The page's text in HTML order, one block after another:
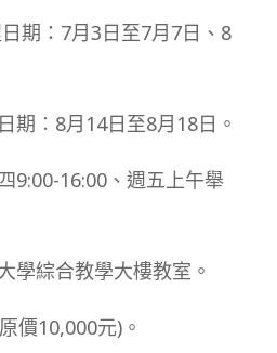
期：7月3日至7月7日、8
︰8月14日至8月18日。
9:00-16:00、週五上午舉
學綜合教學大樓教室。
價10,000元)。